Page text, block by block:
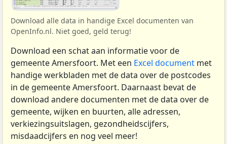
Download alle data in handige Excel documenten van
OpenInfo.nl. Niet goed, geld terug!
Download een schat aan informatie voor de
gemeente Amersfoort. Met een Excel document met
handige werkbladen met de data over de postcodes
in de gemeente Amersfoort. Daarnaast bevat de
download andere documenten met de data over de
gemeente, wijken en buurten, alle adressen,
verkiezingsuitslagen, gezondheidscijfers,
misdaadcijfers en nog veel meer!